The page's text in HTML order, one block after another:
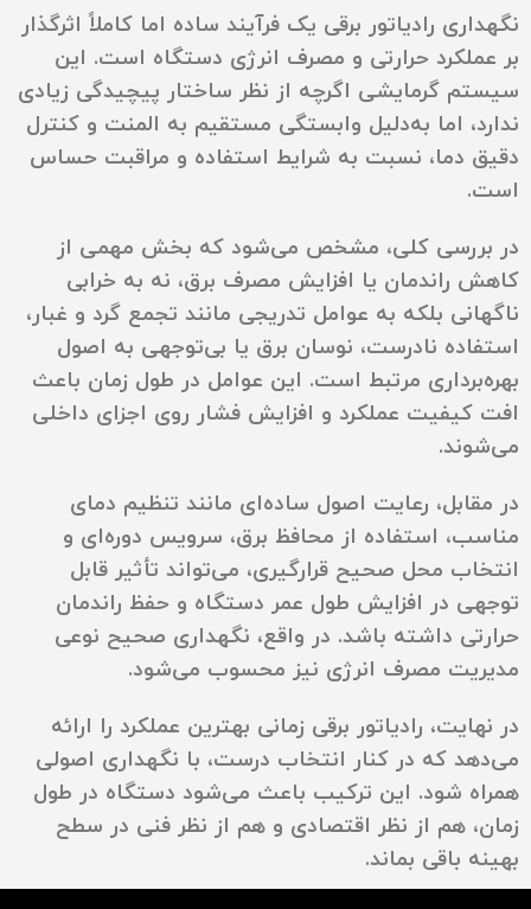
نگهداری رادیاتور برقی یک فرآیند ساده اما کاملاً اثرگذار
بر عملکرد حرارتی و مصرف انرژی دستگاه است. این
سیستم گرمایشی اگرچه از نظر ساختار پیچیدگی زیادی
ندارد، اما به‌دلیل وابستگی مستقیم به المنت و کنترل
دقیق دما، نسبت به شرایط استفاده و مراقبت حساس
است.
در بررسی کلی، مشخص می‌شود که بخش مهمی از
کاهش راندمان یا افزایش مصرف برق، نه به خرابی
ناگهانی بلکه به عوامل تدریجی مانند تجمع گرد و غبار،
استفاده نادرست، نوسان برق یا بی‌توجهی به اصول
بهره‌برداری مرتبط است. این عوامل در طول زمان باعث
افت کیفیت عملکرد و افزایش فشار روی اجزای داخلی
می‌شوند.
در مقابل، رعایت اصول ساده‌ای مانند تنظیم دمای
مناسب، استفاده از محافظ برق، سرویس دوره‌ای و
انتخاب محل صحیح قرارگیری، می‌تواند تأثیر قابل
توجهی در افزایش طول عمر دستگاه و حفظ راندمان
حرارتی داشته باشد. در واقع، نگهداری صحیح نوعی
مدیریت مصرف انرژی نیز محسوب می‌شود.
در نهایت، رادیاتور برقی زمانی بهترین عملکرد را ارائه
می‌دهد که در کنار انتخاب درست، با نگهداری اصولی
همراه شود. این ترکیب باعث می‌شود دستگاه در طول
زمان، هم از نظر اقتصادی و هم از نظر فنی در سطح
بهینه باقی بماند.